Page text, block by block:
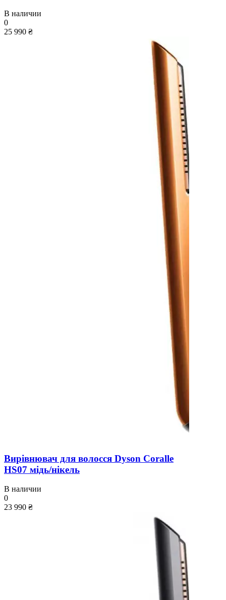
В наличии
0
25 990 ₴
Вирівнювач для волосся Dyson Coralle
HS07 мідь/нікель
В наличии
0
23 990 ₴